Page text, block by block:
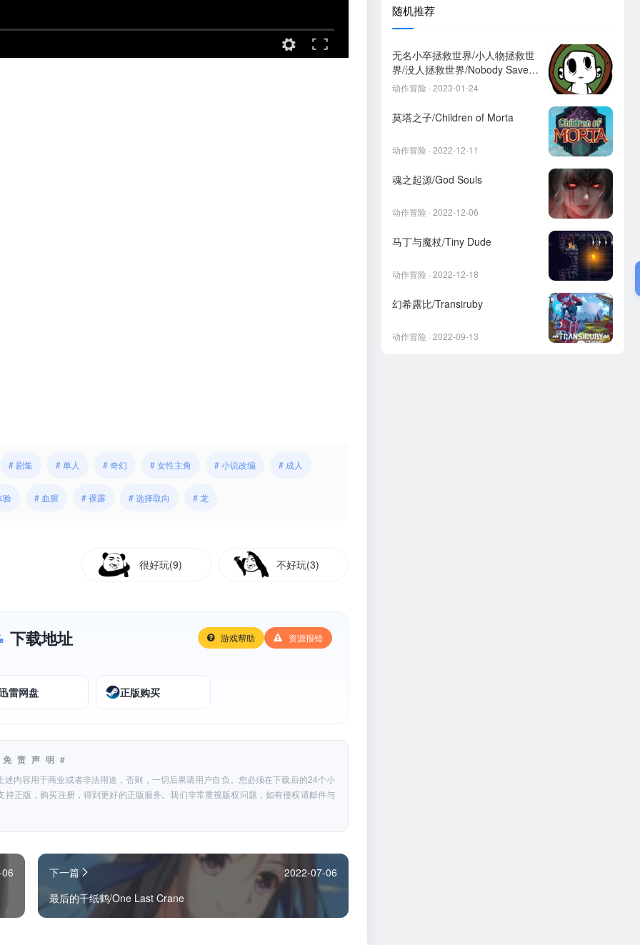
# 剧集 # 单人 # 奇幻 # 女性主角 # 小说改编 # 成人
验 # 血腥 # 裸露 # 选择取向 # 龙
很好玩(9) 不好玩(3)
下载地址 游戏帮助 资源报错
雷网盘 正版购买
责声明#
内容用于商业或者非法用途，否则，一切后果请用户自负。您必须在下载后的24个小
正版，购买注册，得到更好的正版服务。我们非常重视版权问题，如有侵权请邮件与
下一篇
2022-07-06
最后的千纸鹤/One Last Crane
随机推荐
无名小卒拯救世界/小人物拯救世
界/没人拯救世界/Nobody Saves
the World
动作冒险 · 2023-01-24
莫塔之子/Children of Morta
动作冒险 · 2022-12-11
魂之起源/God Souls
动作冒险 · 2022-12-06
马丁与魔杖/Tiny Dude
动作冒险 · 2022-12-18
幻希露比/Transiruby
动作冒险 · 2022-09-13